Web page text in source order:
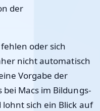
der
oder sich
nicht automatisch
Vorgabe der
Macs im Bildungs-
sich ein Blick auf